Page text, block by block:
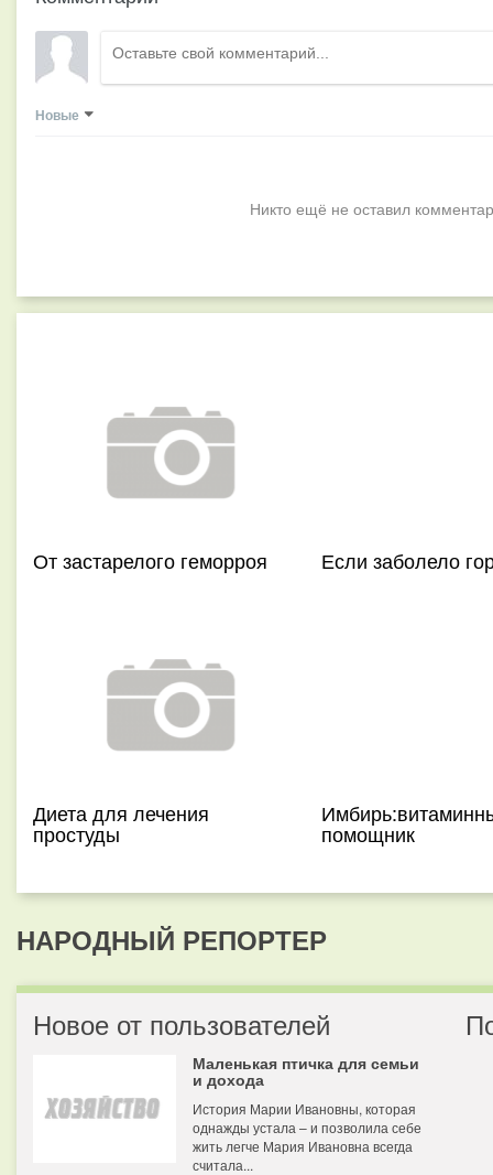
Новые
Никто ещё не оставил
От застарелого геморроя Если заболело
Диета для лечения
простуды помощник
НАРОДНЫЙ РЕПОРТЕР
Новое от пользователей
Маленькая птичка для семьи
и дохода
История Марии Ивановны, которая
однажды устала – и позволила себе
жить легче Мария Ивановна всегда
считала...